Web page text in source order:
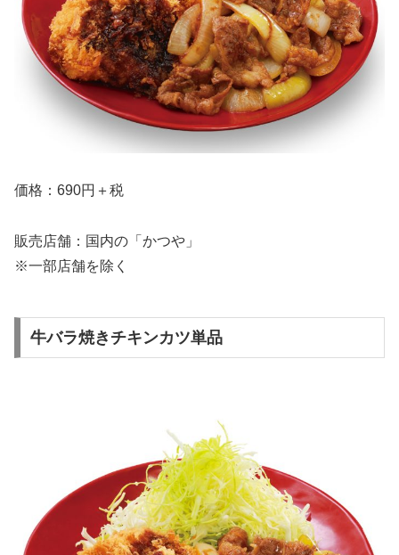
価格：690円＋税
販売店舗：国内の「かつや」
※一部店舗を除く
牛バラ焼きチキンカツ単品